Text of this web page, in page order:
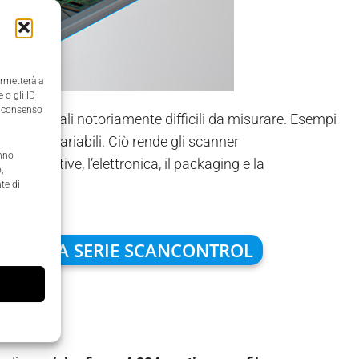
a
o gli ID
di
materiali notoriamente difficili da misurare. Esempi
e variabili. Ciò rende gli scanner
l’elettronica, il packaging e la
ALLA SERIE SCANCONTROL